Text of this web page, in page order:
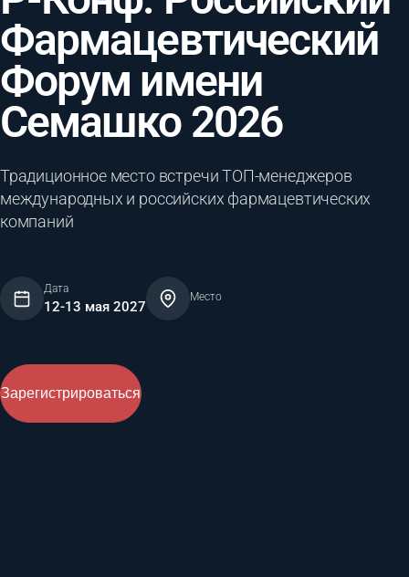
Фармацевтический
Форум имени
Семашко 2026
Традиционное место встречи ТОП-менеджеров
международных и российских фармацевтических
компаний
Дата
12-13 мая 2027
Место
Зарегистрироваться